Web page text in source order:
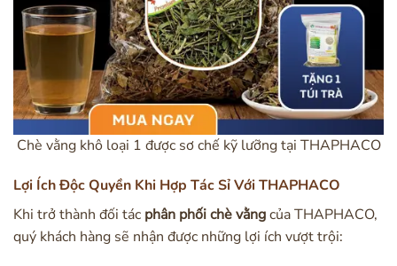
Chè vằng khô loại 1 được sơ chế kỹ lưỡng tại THAPHACO
Lợi Ích Độc Quyền Khi Hợp Tác Sỉ Với THAPHACO
Khi trở thành đối tác phân phối chè vằngcủa THAPHACO,
quý khách hàng sẽ nhận được những lợi ích vượt trội: